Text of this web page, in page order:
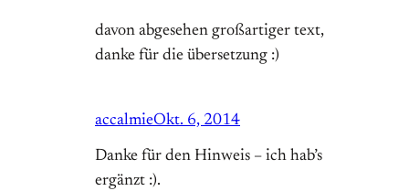
davon abgesehen großartiger text,
danke für die übersetzung :)
accalmieOkt. 6, 2014
Danke für den Hinweis – ich hab’s
ergänzt :).